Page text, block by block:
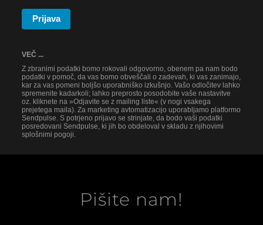
Prijava
VEČ ...
Z zbranimi podatki bomo rokovali odgovorno, obenem pa nam bodo
podatki v pomoč, da vas bomo obveščali o zadevah, ki vas zanimajo,
kar za vas pomeni boljšo uporabniško izkušnjo. Vašo odločitev lahko
spremenite kadarkoli; lahko preprosto posodobite vaše nastavitve
oz. kliknete na »Odjavite se z mailing liste« (v nogi vsakega
prejetega maila). Za marketing avtomatizacijo uporabljamo platformo
Sendpulse. S potrjeno prijavo se strinjate, da bodo vaši podatki
posredovani Sendpulse, ki jih bo obdeloval v skladu z njihovimi
splošnimi pogoji.
Pišite nam!